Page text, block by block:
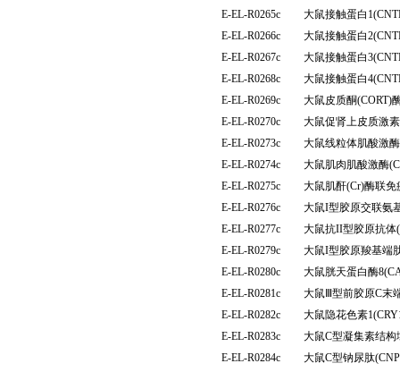
E-EL-R0265c
大鼠接触蛋白
E-EL-R0266c
大鼠接触蛋白
E-EL-R0267c
大鼠接触蛋白
E-EL-R0268c
大鼠接触蛋白
E-EL-R0269c
大鼠皮质酮(CORT)
E-EL-R0270c
大鼠促肾上皮质激
E-EL-R0273c
大鼠线粒体肌酸激
E-EL-R0274c
大鼠肌肉肌酸激酶
E-EL-R0275c
大鼠肌酐(Cr)酶联
E-EL-R0276c
大鼠I型胶原交联氨
E-EL-R0277c
大鼠抗II型胶原抗体
E-EL-R0279c
大鼠I型胶原羧基端
E-EL-R0280c
大鼠胱天蛋白酶
E-EL-R0281c
大鼠Ⅲ型前胶原C末
E-EL-R0282c
大鼠隐花色素
E-EL-R0283c
大鼠C型凝集素结构
E-EL-R0284c
大鼠C型钠尿肽